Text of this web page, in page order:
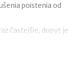
poistenia od
častejšie, dopyt je
bez platenia